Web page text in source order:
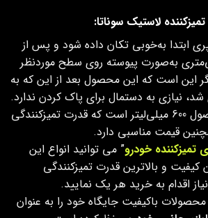
لاستیک سوناتا:
ابتدا به‌خوبی تکان داده شود و پس از
15 سانتی‌متری به‌صورت پیوسته روی سطح موردنظر
این است که این محصول بعد از این که به
نیازی به دستمال برای پاک کردن ندارد.
حجم این محصول 600 میلی‌لیتر است که قدرت تمیزکنندگی
قیمت مناسبی دارد.
تمیزکننده خودرو” می توانید انواع این
کیفیت و بالاترین قدرت تمیزکنندگی
اقدام به خرید هر یک نمایید.
محصولات باکیفیت جایگاه خود را به عنوان